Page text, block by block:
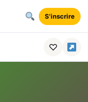
S'inscrire
♡